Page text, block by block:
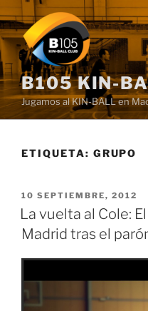
al
contenido
B105 KIN-
Jugamos al KIN-BALL en
ETIQUETA: GRUPO
PUBLICADO
EL
10 SEPTIEMBRE, 2012
La vuelta al Cole:
Madrid tras el